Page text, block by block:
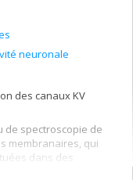
neuronale
des canaux KV
de spectroscopie de
membranaires, qui
dans des